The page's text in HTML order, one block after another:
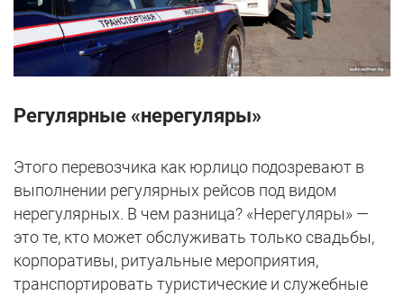
Регулярные «нерегуляры»
Этого перевозчика как юрлицо подозревают в
выполнении регулярных рейсов под видом
нерегулярных. В чем разница? «Нерегуляры» —
это те, кто может обслуживать только свадьбы,
корпоративы, ритуальные мероприятия,
транспортировать туристические и служебные